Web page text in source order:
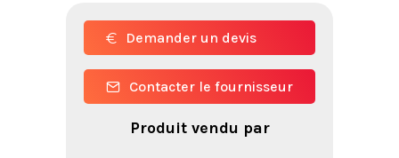
Demander un devis
Contacter le fournisseur
Produit vendu par